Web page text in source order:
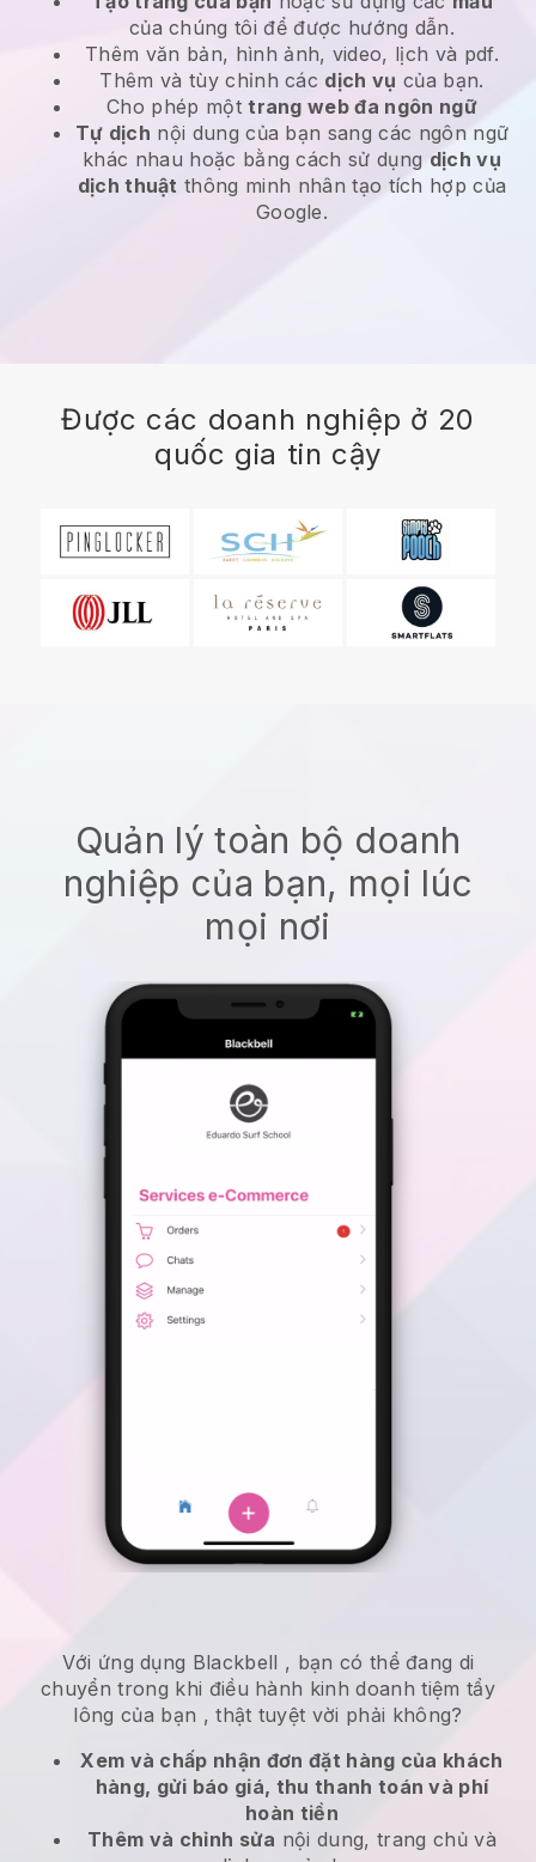
của chúng tôi để được hướng dẫn.
Thêm văn bản, hình ảnh, video, lịch và pdf.
Thêm và tùy chỉnh các dịch vụ của bạn.
Cho phép mộttrang web đa ngôn ngữ
Tự dịch nội dung của bạn sang các ngôn ngữ
khác nhau hoặc bằng cách sử dụng dịch vụ
dịch thuật thông minh nhân tạo tích hợp của
Google.
Được các doanh nghiệp ở 20
quốc gia tin cậy
Quản lý toàn bộ doanh
nghiệp của bạn, mọi lúc
mọi nơi
Với ứng dụng Blackbell , bạn có thể đang di
chuyển trong khi điều hành kinh doanh tiệm tẩy
lông của bạn , thật tuyệt vời phải không?
Xem và chấp nhận đơn đặt hàng của khách
hàng, gửi báo giá, thu thanh toán và phí
hoàn tiền
Thêm và chỉnh sửa nội dung, trang chủ và